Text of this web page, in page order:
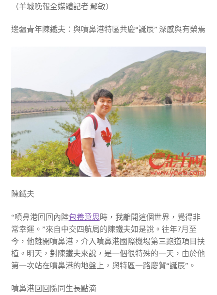
（羊城晚報全媒體記者 鄢敏）
邊疆青年陳鐵夫：與噴鼻港特區共慶“誕辰” 深感與有榮焉
陳鐵夫
“噴鼻港回回內陸包養意思時，我離開這個世界，覺得非
常幸運。”來自中交四航局的陳鐵夫如是說。往年7月至
今，他離開噴鼻港，介入噴鼻港國際機場第三跑道項目扶
植。明天，對陳鐵夫來說，是一個很特殊的一天，由於他
第一次站在噴鼻港的地盤上，與特區一路慶賀“誕辰”。
噴鼻港回回隨同生長點滴